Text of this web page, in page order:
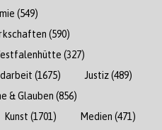
(549)
(590)
(327)
(1675) Justiz(489)
& Glauben (856)
Kunst (1701) Medien (471)